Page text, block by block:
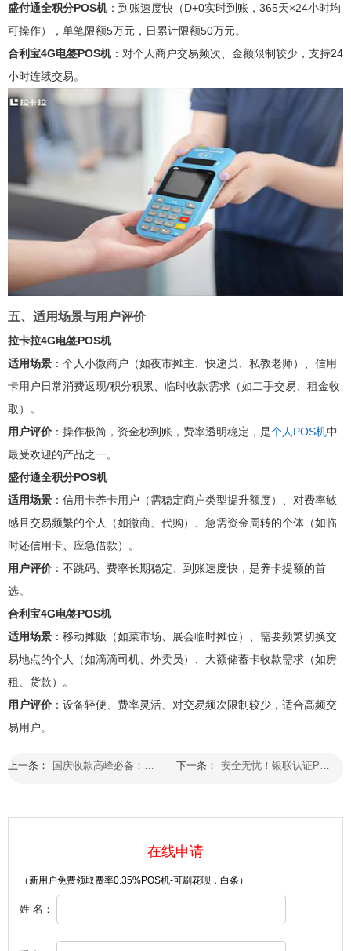
盛付通全积分POS机：到账速度快（D+0实时到账，365天×24小时均
可操作），单笔限额5万元，日累计限额50万元。
合利宝4G电签POS机：对个人商户交易频次、金额限制较少，支持24
小时连续交易。
五、适用场景与用户评价
拉卡拉4G电签POS机
适用场景 ：个人小微商户（如夜市摊主、快递员、私教老师）、信用
卡用户日常消费返现/积分积累、临时收款需求（如二手交易、租金收
取）。
用户评价 ：操作极简，资金秒到账，费率透明稳定，是个人POS机中
最受欢迎的产品之一。
盛付通全积分POS机
适用场景 ：信用卡养卡用户（需稳定商户类型提升额度）、对费率敏
感且交易频繁的个人（如微商、代购）、急需资金周转的个体（如临
时还信用卡、应急借款）。
用户评价 ：不跳码、费率长期稳定、到账速度快，是养卡提额的首
选。
合利宝4G电签POS机
适用场景 ：移动摊贩（如菜市场、展会临时摊位）、需要频繁切换交
易地点的个人（如滴滴司机、外卖员）、大额储蓄卡收款需求（如房
租、货款）。
用户评价 ：设备轻便、费率灵活、对交易频次限制较少，适合高频交
易用户。
上一条： 国庆收款高峰必备：拉卡拉POS机7×24小时稳定服务 下一条： 安全无忧！银联认证POS机硬件防护机制全解析
在线申请
（新用户免费领取费率0.35%POS机-可刷花呗，白条）
姓 名：